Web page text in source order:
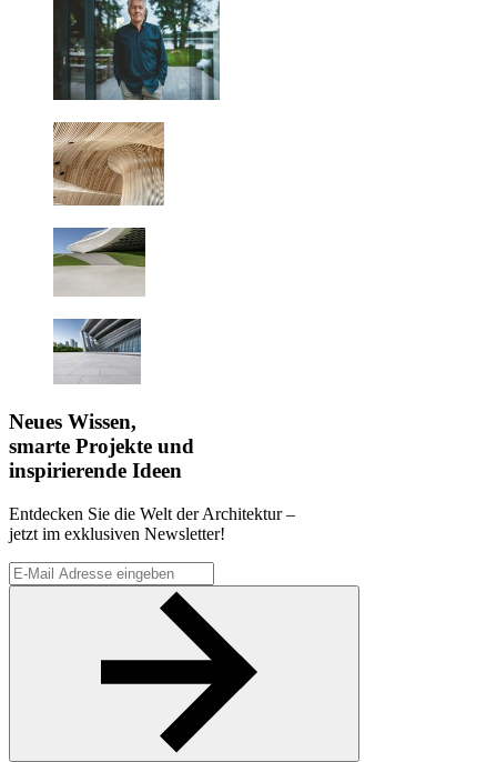
Neues Wissen,
smarte Projekte und
inspirierende Ideen
Entdecken Sie die Welt der Architektur –
jetzt im exklusiven Newsletter!